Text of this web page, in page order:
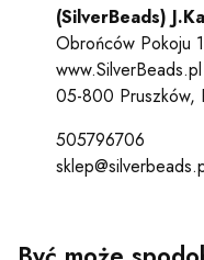
(SilverBeads)
Obrońców Pokoju
www.SilverBeads.pl
05-800 Pruszków,
505796706